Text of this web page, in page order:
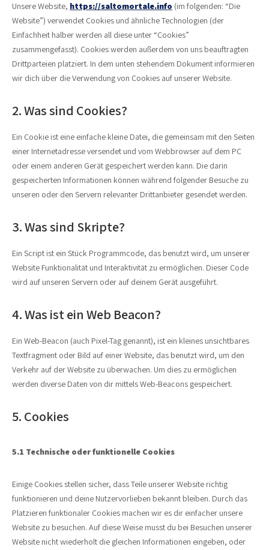
Unsere Website, https://saltomortale.info (im folgenden: “Die
Website”) verwendet Cookies und ähnliche Technologien (der
Einfachheit halber werden all diese unter “Cookies”
zusammengefasst). Cookies werden außerdem von uns beauftragten
Drittparteien platziert. In dem unten stehendem Dokument informieren
wir dich über die Verwendung von Cookies auf unserer Website.
2. Was sind Cookies?
Ein Cookie ist eine einfache kleine Datei, die gemeinsam mit den Seiten
einer Internetadresse versendet und vom Webbrowser auf dem PC
oder einem anderen Gerät gespeichert werden kann. Die darin
gespeicherten Informationen können während folgender Besuche zu
unseren oder den Servern relevanter Drittanbieter gesendet werden.
3. Was sind Skripte?
Ein Script ist ein Stück Programmcode, das benutzt wird, um unserer
Website Funktionalität und Interaktivität zu ermöglichen. Dieser Code
wird auf unseren Servern oder auf deinem Gerät ausgeführt.
4. Was ist ein Web Beacon?
Ein Web-Beacon (auch Pixel-Tag genannt), ist ein kleines unsichtbares
Textfragment oder Bild auf einer Website, das benutzt wird, um den
Verkehr auf der Website zu überwachen. Um dies zu ermöglichen
werden diverse Daten von dir mittels Web-Beacons gespeichert.
5. Cookies
5.1 Technische oder funktionelle Cookies
Einige Cookies stellen sicher, dass Teile unserer Website richtig
funktionieren und deine Nutzervorlieben bekannt bleiben. Durch das
Platzieren funktionaler Cookies machen wir es dir einfacher unsere
Website zu besuchen. Auf diese Weise musst du bei Besuchen unserer
Website nicht wiederholt die gleichen Informationen eingeben, oder